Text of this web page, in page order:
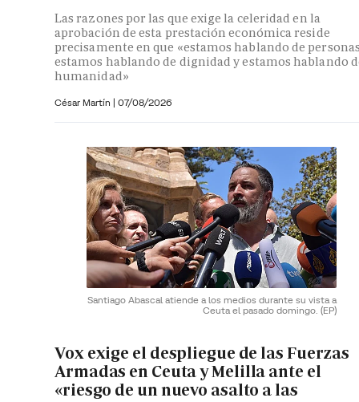
Las razones por las que exige la celeridad en la
aprobación de esta prestación económica reside
precisamente en que «estamos hablando de
estamos hablando de dignidad y estamos hablando
humanidad»
César Martín | 07/08/2026
Santiago Abascal atiende a los medios durante su vista a
Ceuta el pasado domingo. (EP)
Vox exige el despliegue de las Fuerzas
Armadas en Ceuta y Melilla ante el
«riesgo de un nuevo asalto a las